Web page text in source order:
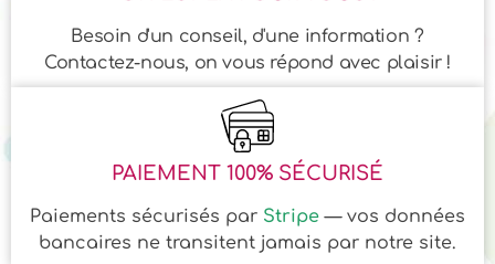
Besoin d'un conseil, d'une information ?
Contactez-nous, on vous répond avec plaisir !
PAIEMENT 100% SÉCURISÉ
Paiements sécurisés par Stripe — vos données
bancaires ne transitent jamais par notre site.